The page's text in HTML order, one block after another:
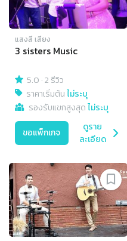
แสงสี เสียง
3 sisters Music
5.0 ·2 รีวิว
ราคาเริ่มต้นไม่ระบุ
รองรับแขกสูงสุดไม่ระบุ
ขอแพ็กเกจ
ดูราย
ละเอียด